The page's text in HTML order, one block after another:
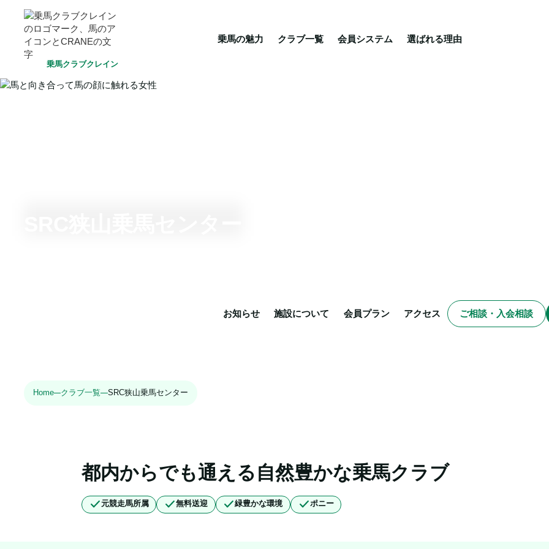
乗馬クラブクレイン
乗馬の魅力 クラブ一覧 会員システム 選ばれる理由
HOME 乗馬の魅力 クラブ一覧
お知らせ 施設について 会員プラン アクセス ご相談・入会相談
Home クラブ一覧 SRC狭山乗馬センター
都内からでも通える自然豊かな乗馬クラブ
元競走馬所属 無料送迎 緑豊かな環境 ポニー